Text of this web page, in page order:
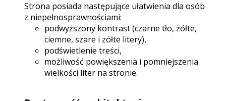
Strona posiada następujące ułatwienia dla osób
z niepełnosprawnościami:
podwyższony kontrast (czarne tło, żółte,
ciemne, szare i zółte litery),
podświetlenie treści,
możliwość powiększenia i pomniejszenia
wielkości liter na stronie.